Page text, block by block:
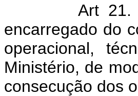
Art 21. A
encarregado do
operacional,
Ministério, de
consecução dos